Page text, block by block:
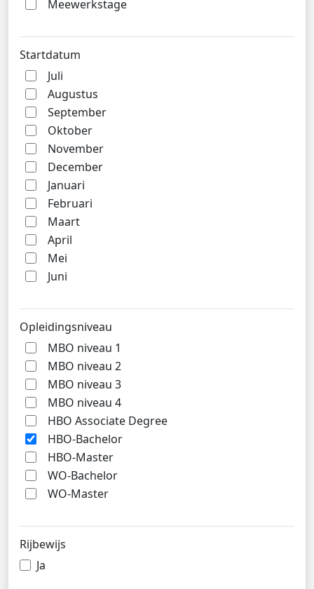
Meewerkstage
Startdatum
Juli
Augustus
September
Oktober
November
December
Januari
Februari
Maart
April
Mei
Juni
Opleidingsniveau
MBO niveau 1
MBO niveau 2
MBO niveau 3
MBO niveau 4
HBO Associate Degree
HBO-Bachelor
HBO-Master
WO-Bachelor
WO-Master
Rijbewijs
Ja